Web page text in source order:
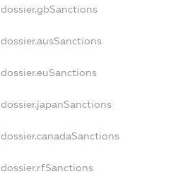
dossier.gbSanctions
dossier.ausSanctions
dossier.euSanctions
dossier.japanSanctions
dossier.canadaSanctions
dossier.rfSanctions